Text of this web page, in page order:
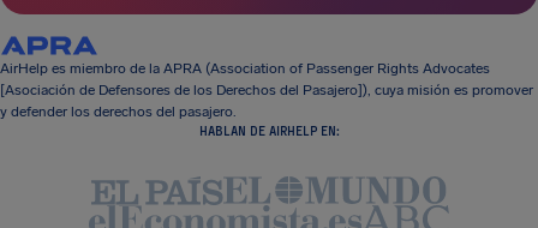
AirHelp es miembro de la APRA (Association of Passenger Rights Advocates
[Asociación de Defensores de los Derechos del Pasajero]), cuya misión es promover
y defender los derechos del pasajero.
HABLAN DE AIRHELP EN: